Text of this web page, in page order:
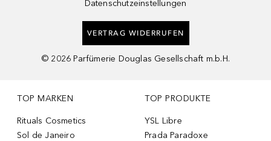
Datenschutzeinstellungen
VERTRAG WIDERRUFEN
© 2026 Parfümerie Douglas Gesellschaft m.b.H.
TOP MARKEN
Rituals Cosmetics
Sol de Janeiro
TOP PRODUKTE
YSL Libre
Prada Paradoxe